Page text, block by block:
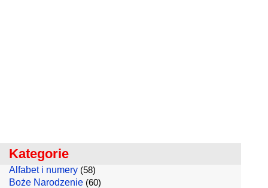
Kategorie
Alfabet i numery (58)
Boże Narodzenie (60)